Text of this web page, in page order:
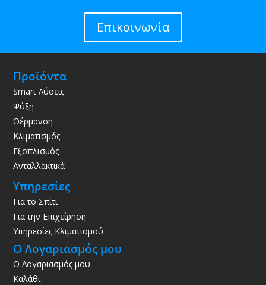
Επικοινωνία
Προϊόντα
Smart Λύσεις
Ψύξη
Θέρμανση
Κλιματισμός
Εξοπλισμός
Ανταλλακτικά
Υπηρεσίες
Για το Σπίτι
Για την Επιχείρηση
Υπηρεσίες Κλιματισμού
Ο Λογαριασμός μου
Ο Λογαριασμός μου
Καλάθι